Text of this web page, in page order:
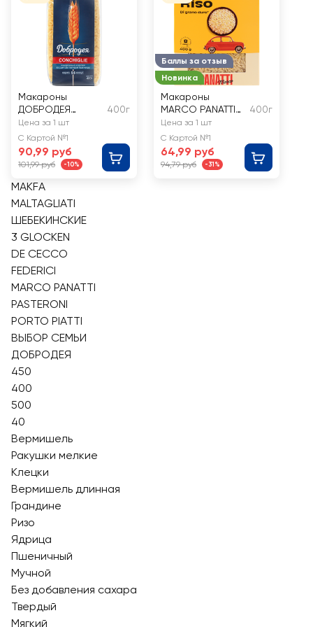
Макароны
ДОБРОДЕЯ
Conchiglie группа
А высший сорт
400г
Цена за 1 шт
С Картой №1
90,99 руб
101,99 руб -10%
Баллы за отзыв
Новинка
Макароны
MARCO PANATTI
Ризо №121
400г
Цена за 1 шт
С Картой №1
64,99 руб
94,79 руб -31%
MAKFA
MALTAGLIATI
ШЕБЕКИНСКИЕ
3 GLOCKEN
DE CECCO
FEDERICI
MARCO PANATTI
PASTERONI
PORTO PIATTI
ВЫБОР СЕМЬИ
ДОБРОДЕЯ
450
400
500
40
Вермишель
Ракушки мелкие
Клецки
Вермишель длинная
Грандине
Ризо
Ядрица
Пшеничный
Мучной
Без добавления сахара
Твердый
Мягкий